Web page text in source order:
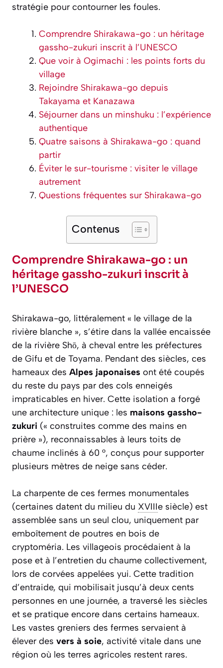
stratégie pour contourner les foules.
Comprendre Shirakawa-go : un héritage
gassho-zukuri inscrit à l’UNESCO
Que voir à Ogimachi : les points forts du
village
Rejoindre Shirakawa-go depuis
Takayama et Kanazawa
Séjourner dans un minshuku : l’expérience
authentique
Quatre saisons à Shirakawa-go : quand
partir
Éviter le sur-tourisme : visiter le village
autrement
Questions fréquentes sur Shirakawa-go
Contenus
Comprendre Shirakawa-go : un
héritage gassho-zukuri inscrit à
l’UNESCO
Shirakawa-go, littéralement « le village de la
rivière blanche », s’étire dans la vallée encaissée
de la rivière Shō, à cheval entre les préfectures
de Gifu et de Toyama. Pendant des siècles, ces
hameaux des Alpes japonaises ont été coupés
du reste du pays par des cols enneigés
impraticables en hiver. Cette isolation a forgé
une architecture unique : les maisons gassho-
zukuri (« construites comme des mains en
prière »), reconnaissables à leurs toits de
chaume inclinés à 60 °, conçus pour supporter
plusieurs mètres de neige sans céder.
La charpente de ces fermes monumentales
(certaines datent du milieu du XVIIIe siècle) est
assemblée sans un seul clou, uniquement par
emboîtement de poutres en bois de
cryptoméria. Les villageois procédaient à la
pose et à l’entretien du chaume collectivement,
lors de corvées appelées yui. Cette tradition
d’entraide, qui mobilisait jusqu’à deux cents
personnes en une journée, a traversé les siècles
et se pratique encore dans certains hameaux.
Les vastes greniers des fermes servaient à
élever des vers à soie, activité vitale dans une
région où les terres agricoles restent rares.